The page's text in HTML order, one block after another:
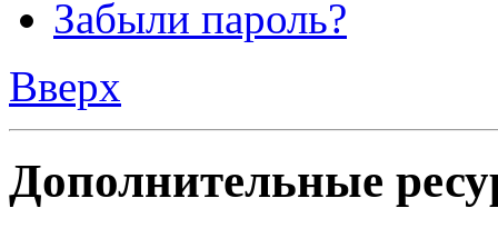
Забыли пароль?
Вверх
Дополнительные